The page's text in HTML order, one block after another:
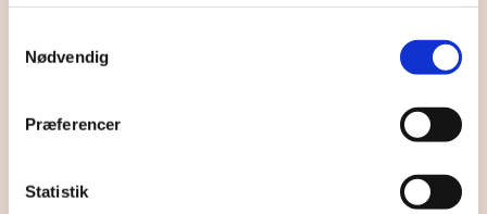
Nødvendig
Præferencer
Statistik
Vores samarbejdspartnere
medico, elektronik og industriel produktion. Vores teknologi sikrer
holdbare og skræddersyede mærkningsløsninger til krævende